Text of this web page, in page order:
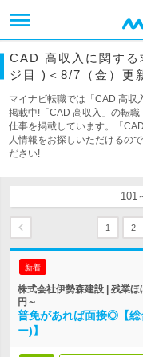
CAD 高収入に関す
ジ目 )＜8/7（金）更
マイナビ転職では「CAD 高収
掲載中!「CAD 高収入」の転
仕事を掲載しています。「
人情報をお探しいただけるの
ださい!
101
1 2
新着
株式会社伊勢森建設 | 残業
円～
普免があれば面接◎【総
ー)】